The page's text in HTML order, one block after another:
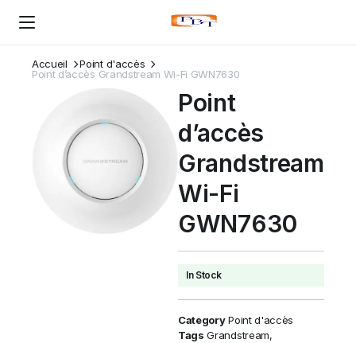
Accueil
Point d'accès
Point d’accès Grandstream Wi-Fi GWN7630
Point
d’accès
Grandstream
Wi-Fi
GWN7630
In Stock
Category Point d'accès
Tags Grandstream,